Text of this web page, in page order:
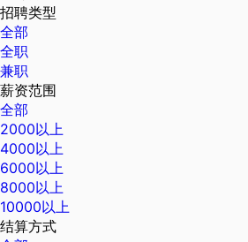
招聘类型
全部
全职
兼职
薪资范围
全部
2000以上
4000以上
6000以上
8000以上
10000以上
结算方式